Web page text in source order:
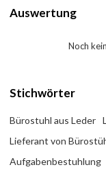
Auswertung
Noch
Stichwörter
Bürostuhl aus Leder
Lieferant von
Aufgabenbestuhlung